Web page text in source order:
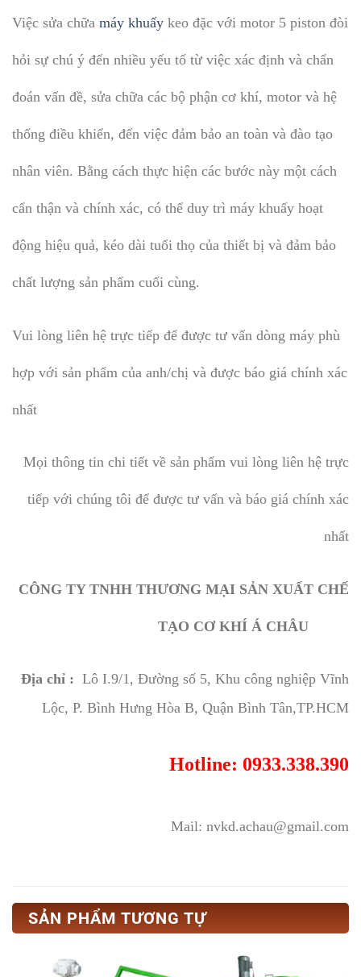
Việc sửa chữa máy khuấy keo đặc với motor 5 piston đòi
hỏi sự chú ý đến nhiều yếu tố từ việc xác định và chẩn
đoán vấn đề, sửa chữa các bộ phận cơ khí, motor và hệ
thống điều khiển, đến việc đảm bảo an toàn và đào tạo
nhân viên. Bằng cách thực hiện các bước này một cách
cẩn thận và chính xác, có thể duy trì máy khuấy hoạt
động hiệu quả, kéo dài tuổi thọ của thiết bị và đảm bảo
chất lượng sản phẩm cuối cùng.
Vui lòng liên hệ trực tiếp để được tư vấn dòng máy phù
hợp với sản phẩm của anh/chị và được báo giá chính xác
nhất
Mọi thông tin chi tiết về sản phẩm vui lòng liên hệ trực
tiếp với chúng tôi để được tư vấn và báo giá chính xác
nhất
CÔNG TY TNHH THƯƠNG MẠI SẢN XUẤT CHẾ
TẠO CƠ KHÍ Á CHÂU
Địa chỉ : Lô I.9/1, Đường số 5, Khu công nghiệp Vĩnh
Lộc, P. Bình Hưng Hòa B, Quận Bình Tân,TP.HCM
Hotline: 0933.338.390
Mail: nvkd.achau@gmail.com
SẢN PHẨM TƯƠNG TỰ